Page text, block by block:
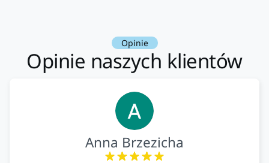
Opinie
Opinie naszych klientów
Anna Brzezicha